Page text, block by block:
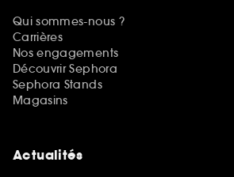
Qui sommes-nous ?
Carrières
Nos engagements
Découvrir Sephora
Sephora Stands
Magasins
Actualités